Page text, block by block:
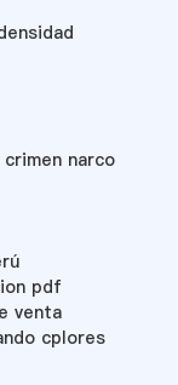
narco
pdf
venta
cplores